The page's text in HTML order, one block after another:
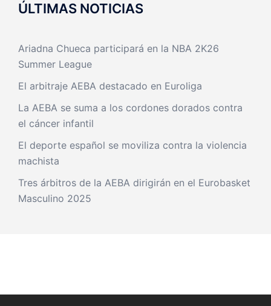
ÚLTIMAS NOTICIAS
Ariadna Chueca participará en la NBA 2K26
Summer League
El arbitraje AEBA destacado en Euroliga
La AEBA se suma a los cordones dorados contra
el cáncer infantil
El deporte español se moviliza contra la violencia
machista
Tres árbitros de la AEBA dirigirán en el Eurobasket
Masculino 2025